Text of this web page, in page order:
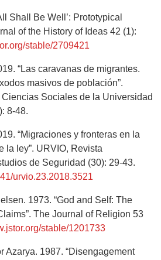
Shall Be Well’: Prototypical
of the History of Ideas 42 (1):
stable/2709421
“Las caravanas de migrantes.
masivos de población”.
Ciencias Sociales de la Universidad
8-48.
“Migraciones y fronteras en la
la ley”. URVIO, Revista
de Seguridad (30): 29-43.
urvio.23.2018.3521
1973. “God and Self: The
The Journal of Religion 53
stable/1201733
Azarya. 1987. “Disengagement